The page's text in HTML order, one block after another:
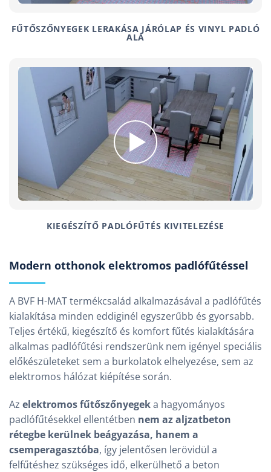
FŰTŐSZŐNYEGEK LERAKÁSA JÁRÓLAP ÉS VINYL PADLÓ
ALÁ
KIEGÉSZÍTŐ PADLÓFŰTÉS KIVITELEZÉSE
Modern otthonok elektromos padlófűtéssel
A BVF H-MAT termékcsalád alkalmazásával a padlófűtés
kialakítása minden eddiginél egyszerűbb és gyorsabb.
Teljes értékű, kiegészítő és komfort fűtés kialakítására
alkalmas padlófűtési rendszerünk nem igényel speciális
előkészületeket sem a burkolatok elhelyezése, sem az
elektromos hálózat kiépítése során.
Az elektromos fűtőszőnyegeka hagyományos
padlófűtésekkel ellentétben nem az aljzatbeton
rétegbe kerülnek beágyazása, hanem a
csemperagasztóba, így jelentősen lerövidül a
felfűtéshez szükséges idő, elkerülhető a beton